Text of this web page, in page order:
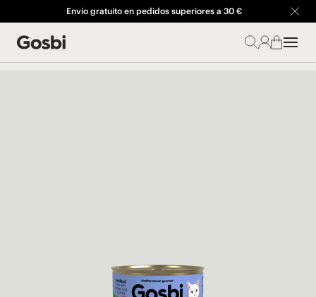
Envío gratuito en pedidos superiores a 30 €